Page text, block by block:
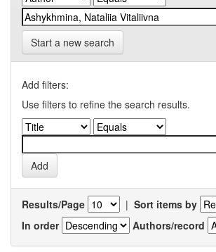
Start a new search
Add filters:
Use filters to refine the search results.
Results/Page | Sort items by
In order
Authors/record